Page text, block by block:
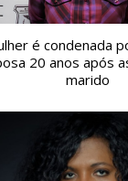
é condenada
20 anos após
marido